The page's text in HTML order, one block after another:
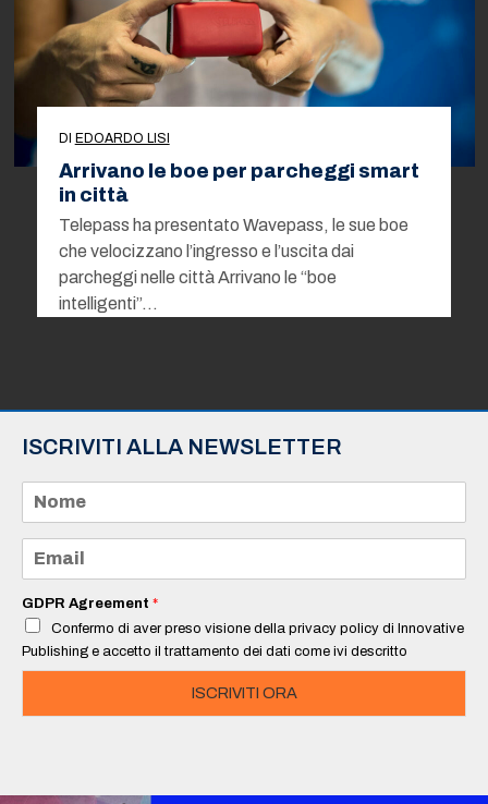
DI EDOARDO LISI
Arrivano le boe per parcheggi smart
in città
Telepass ha presentato Wavepass, le sue boe
che velocizzano l’ingresso e l’uscita dai
parcheggi nelle città Arrivano le “boe
intelligenti”…
ISCRIVITI ALLA NEWSLETTER
m
e
a
i
*
GDPR Agreement *
Confermo di aver preso visione della privacy policy di Innovative
Publishing e accetto il trattamento dei dati come ivi descritto
ISCRIVITI ORA